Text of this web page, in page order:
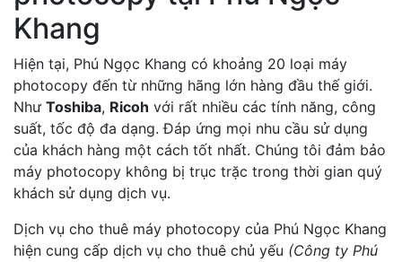
Khang
Hiện tại, Phú Ngọc Khang có khoảng 20 loại máy
photocopy đến từ những hãng lớn hàng đầu thế giới.
Như Toshiba, Ricoh với rất nhiều các tính năng, công
suất, tốc độ đa dạng. Đáp ứng mọi nhu cầu sử dụng
của khách hàng một cách tốt nhất. Chúng tôi đảm bảo
máy photocopy không bị trục trặc trong thời gian quý
khách sử dụng dịch vụ.
Dịch vụ cho thuê máy photocopy của Phú Ngọc Khang
hiện cung cấp dịch vụ cho thuê chủ yếu (Công ty Phú